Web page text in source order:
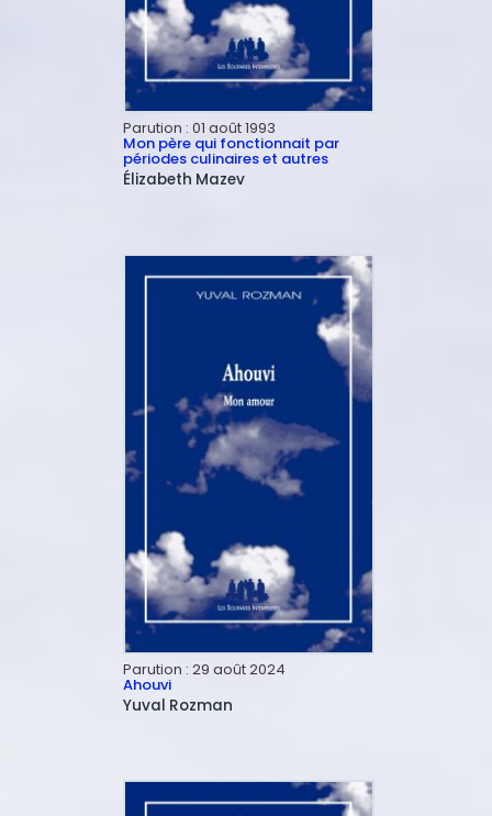
Parution : 01 août 1993
Mon père qui fonctionnait par
périodes culinaires et autres
Élizabeth Mazev
Parution : 29 août 2024
Ahouvi
Yuval Rozman